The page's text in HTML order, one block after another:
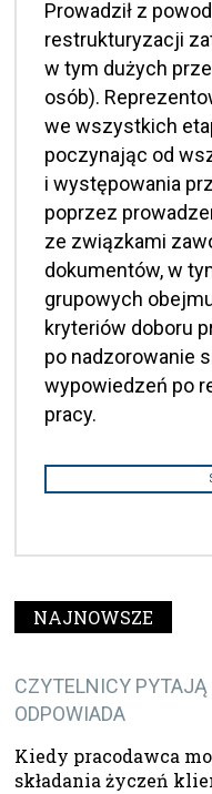
Prowadził z
restrukturyzacji
w tym dużych
osób).
we wszystkich
poczynając od
i występowania
poprzez
ze związkami
dokumentów, w
grupowych
kryteriów doboru
po nadzorowanie
wypowiedzeń po
pracy.
NAJNOWSZE
CZYTELNICY PYTAJĄ
ODPOWIADA
Kiedy pracodawca
składania życzeń